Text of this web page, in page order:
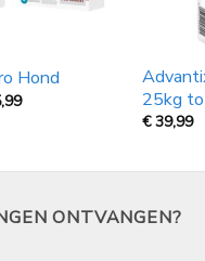
Hond
Prijsklasse:
25,99
25kg
€39,99
ONTVANGEN?